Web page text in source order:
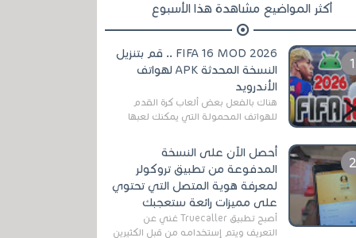
أكثر المواضيع مشاهدة هذا الأسبوع
FIFA 16 MOD 2026 .. قم بتنزيل
النسخة المحدثة APK لهواتف
الأندرويد
هناك بالفعل بعض ألعاب كرة القدم
للهواتف المحمولة التي يمكنك لعبها
مثل EA Sports ...
أحصل الآن على النسخة
المدفوعة من تطبيق تروكولر
لمعرفة هوية المتصل التي تحتوي
على مميزات رائعة ستعجبك
أصبح تطبيق Truecaller غني عن
التعريف ويتم إستخدامه من قبل الكثيرين